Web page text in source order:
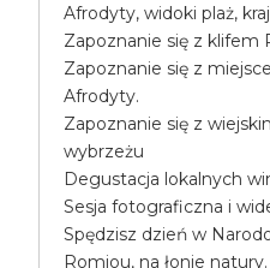
Afrodyty, widoki plaż,
Zapoznanie się z klifem
Zapoznanie się z
Afrodyty.
Zapoznanie się z
wybrzeżu
Degustacja lokalnych
Sesja fotograficzna i
Spędzisz dzień w
Romiou, na łonie natury.